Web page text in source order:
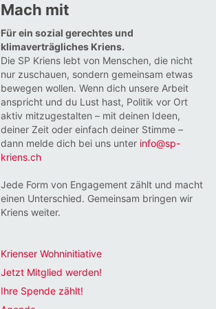
Mach mit
Für ein sozial gerechtes und
klimaverträgliches Kriens.
Die SP Kriens lebt von Menschen, die nicht
nur zuschauen, sondern gemeinsam etwas
bewegen wollen. Wenn dich unsere Arbeit
anspricht und du Lust hast, Politik vor Ort
aktiv mitzugestalten – mit deinen Ideen,
deiner Zeit oder einfach deiner Stimme –
dann melde dich bei uns unter info@sp-
kriens.ch
Jede Form von Engagement zählt und macht
einen Unterschied. Gemeinsam bringen wir
Kriens weiter.
Krienser Wohninitiative
Jetzt Mitglied werden!
Ihre Spende zählt!